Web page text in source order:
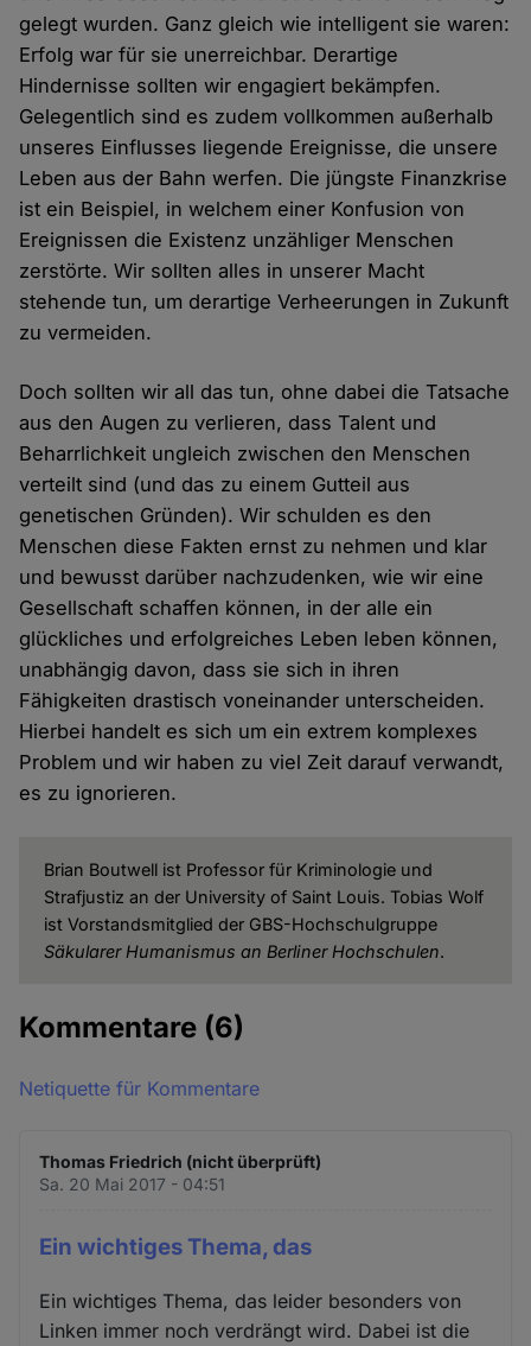
gelegt wurden. Ganz gleich wie intelligent sie waren:
Erfolg war für sie unerreichbar. Derartige
Hindernisse sollten wir engagiert bekämpfen.
Gelegentlich sind es zudem vollkommen außerhalb
unseres Einflusses liegende Ereignisse, die unsere
Leben aus der Bahn werfen. Die jüngste Finanzkrise
ist ein Beispiel, in welchem einer Konfusion von
Ereignissen die Existenz unzähliger Menschen
zerstörte. Wir sollten alles in unserer Macht
stehende tun, um derartige Verheerungen in Zukunft
zu vermeiden.
Doch sollten wir all das tun, ohne dabei die Tatsache
aus den Augen zu verlieren, dass Talent und
Beharrlichkeit ungleich zwischen den Menschen
verteilt sind (und das zu einem Gutteil aus
genetischen Gründen). Wir schulden es den
Menschen diese Fakten ernst zu nehmen und klar
und bewusst darüber nachzudenken, wie wir eine
Gesellschaft schaffen können, in der alle ein
glückliches und erfolgreiches Leben leben können,
unabhängig davon, dass sie sich in ihren
Fähigkeiten drastisch voneinander unterscheiden.
Hierbei handelt es sich um ein extrem komplexes
Problem und wir haben zu viel Zeit darauf verwandt,
es zu ignorieren.
Brian Boutwell ist Professor für Kriminologie und
Strafjustiz an der University of Saint Louis. Tobias Wolf
ist Vorstandsmitglied der GBS-Hochschulgruppe
Säkularer Humanismus an Berliner Hochschulen.
Kommentare (6)
Netiquette für Kommentare
Thomas Friedrich (nicht überprüft)
Sa. 20 Mai 2017 - 04:51
Ein wichtiges Thema, das
Ein wichtiges Thema, das leider besonders von
Linken immer noch verdrängt wird. Dabei ist die